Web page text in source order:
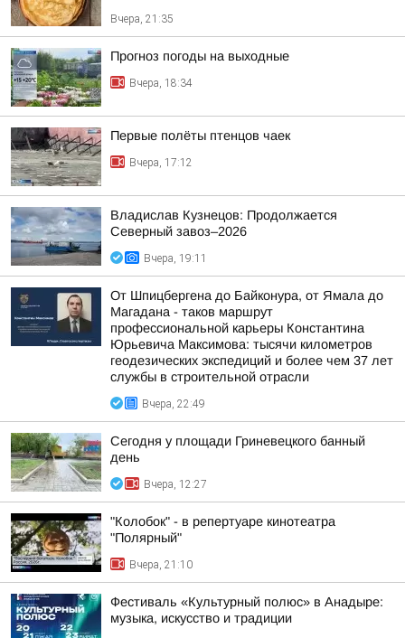
Вчера, 21:35
Прогноз погоды на выходные
Вчера, 18:34
Первые полёты птенцов чаек
Вчера, 17:12
Владислав Кузнецов: Продолжается
Северный завоз–2026
Вчера, 19:11
От Шпицбергена до Байконура, от Ямала до
Магадана - таков маршрут
профессиональной карьеры Константина
Юрьевича Максимова: тысячи километров
геодезических экспедиций и более чем 37 лет
службы в строительной отрасли
Вчера, 22:49
Сегодня у площади Гриневецкого банный
день
Вчера, 12:27
"Колобок" - в репертуаре кинотеатра
"Полярный"
Вчера, 21:10
Фестиваль «Культурный полюс» в Анадыре:
музыка, искусство и традиции